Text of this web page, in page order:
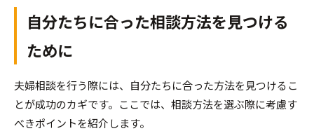
自分たちに合った相談方法を見つける
ために
夫婦相談を行う際には、自分たちに合った方法を見つけるこ
とが成功のカギです。ここでは、相談方法を選ぶ際に考慮す
べきポイントを紹介します。